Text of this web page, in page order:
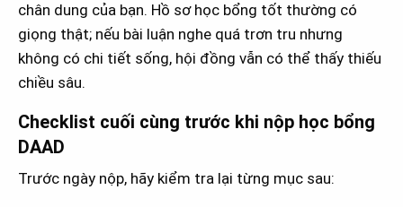
chân dung của bạn. Hồ sơ học bổng tốt thường có
giọng thật; nếu bài luận nghe quá trơn tru nhưng
không có chi tiết sống, hội đồng vẫn có thể thấy thiếu
chiều sâu.
Checklist cuối cùng trước khi nộp học bổng
DAAD
Trước ngày nộp, hãy kiểm tra lại từng mục sau: